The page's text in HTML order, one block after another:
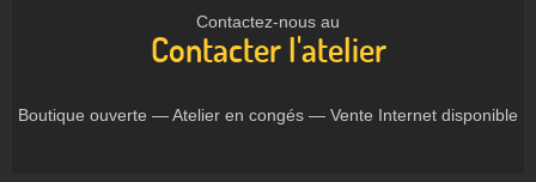
Contactez-nous au
Contacter l'atelier
Boutique ouverte — Atelier en congés — Vente Internet disponible